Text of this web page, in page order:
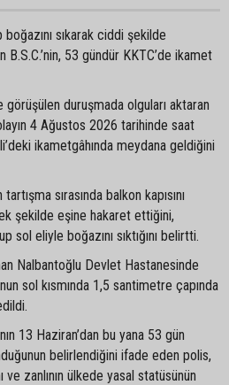
sıkarak ciddi şekilde
53 gündür KKTC’de ikamet
duruşmada olguları aktaran
4 Ağustos 2026 tarihinde saat
ikametgâhında meydana geldiğini
sırasında balkon kapısını
şekilde eşine hakaret ettiğini,
sol eliyle boğazını sıktığını belirtti.
Nalbantoğlu Devlet Hastanesinde
sol kısmında 1,5 santimetre çapında
13 Haziran’dan bu yana 53 gün
belirlendiğini ifade eden polis,
ve zanlının ülkede yasal statüsünün